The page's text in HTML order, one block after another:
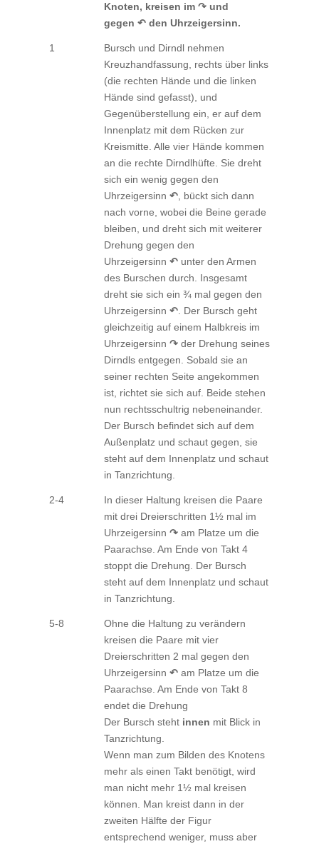
Knoten, kreisen im ↷ und
gegen ↶ den Uhrzeigersinn.
1
Bursch und Dirndl nehmen
Kreuzhandfassung, rechts über links
(die rechten Hände und die linken
Hände sind gefasst), und
Gegenüberstellung ein, er auf dem
Innenplatz mit dem Rücken zur
Kreismitte. Alle vier Hände kommen
an die rechte Dirndlhüfte. Sie dreht
sich ein wenig gegen den
Uhrzeigersinn ↶, bückt sich dann
nach vorne, wobei die Beine gerade
bleiben, und dreht sich mit weiterer
Drehung gegen den
Uhrzeigersinn ↶unter den Armen
des Burschen durch. Insgesamt
dreht sie sich ein ¾ mal gegen den
Uhrzeigersinn ↶. Der Bursch geht
gleichzeitig auf einem Halbkreis im
Uhrzeigersinn ↷der Drehung seines
Dirndls entgegen. Sobald sie an
seiner rechten Seite angekommen
ist, richtet sie sich auf. Beide stehen
nun rechtsschultrig nebeneinander.
Der Bursch befindet sich auf dem
Außenplatz und schaut gegen, sie
steht auf dem Innenplatz und schaut
in Tanzrichtung.
2-4
In dieser Haltung kreisen die Paare
mit drei Dreierschritten 1½ mal im
Uhrzeigersinn ↷am Platze um die
Paarachse. Am Ende von Takt 4
stoppt die Drehung. Der Bursch
steht auf dem Innenplatz und schaut
in Tanzrichtung.
5-8
Ohne die Haltung zu verändern
kreisen die Paare mit vier
Dreierschritten 2 mal gegen den
Uhrzeigersinn ↶am Platze um die
Paarachse. Am Ende von Takt 8
endet die Drehung
Der Bursch steht innen mit Blick in
Tanzrichtung.
Wenn man zum Bilden des Knotens
mehr als einen Takt benötigt, wird
man nicht mehr 1½ mal kreisen
können. Man kreist dann in der
zweiten Hälfte der Figur
entsprechend weniger, muss aber